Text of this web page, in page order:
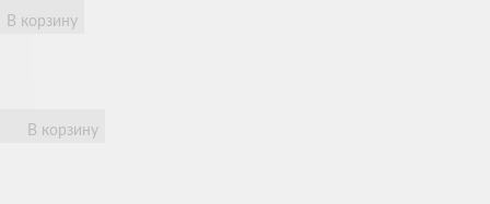
В корзину
В корзину